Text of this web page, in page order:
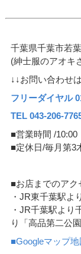
千葉県千葉市若
(紳士服のアオキ
↓↓お問い合わせ
フリーダイヤル
TEL 043-206-
■営業時間 /10:00
■定休日/毎月第3
■お店までのアク
・JR東千葉駅よ
・JR千葉駅より
り「高品第二公
■Googleマップ